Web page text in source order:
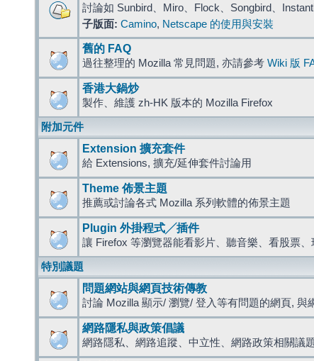
討論如 Sunbird、Miro、Flock、Songbird、
子版面: Camino, Netscape 的使用與安裝
舊的 FAQ
過往整理的 Mozilla 常見問題, 亦請參考 Wiki 版
香港大鍋炒
製作、維護 zh-HK 版本的 Mozilla Firefox
附加元件
Extension 擴充套件
給 Extensions, 擴充/延伸套件討論用
Theme 佈景主題
推薦或討論各式 Mozilla 系列軟體的佈景主題
Plugin 外掛程式╱插件
讓 Firefox 等瀏覽器能看影片、聽音樂、看股票
特別議題
問題網站與網頁技術傳教
討論 Mozilla 顯示/ 瀏覽/ 登入等有問題的網頁, 與
網路隱私與政策倡議
網路隱私、網路追蹤、中立性、網路政策相關議題